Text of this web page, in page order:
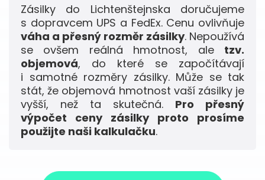
Zásilky do Lichtenštejnska doručujeme
s dopravcem UPS a FedEx. Cenu ovlivňuje
váha a přesný rozměr zásilky. Nepoužívá
se ovšem reálná hmotnost, ale tzv.
objemová, do které se započítávají
i samotné rozměry zásilky. Může se tak
stát, že objemová hmotnost vaší zásilky je
vyšší, než ta skutečná. Pro přesný
výpočet ceny zásilky proto prosíme
použijte naši kalkulačku.